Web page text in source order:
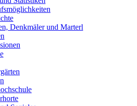
Denkmäler und Marterl